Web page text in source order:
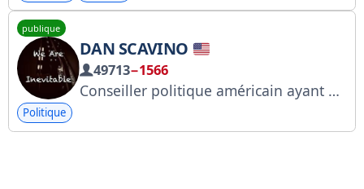
publique
DAN SCAVINO
49713−1566
Conseiller politique américain ayant occupé, au sein de l'administration Trump, les fonctions de chef de cabinet adjoint à la communication et de directeur des médias sociaux à la Maison Blanche.
Politique